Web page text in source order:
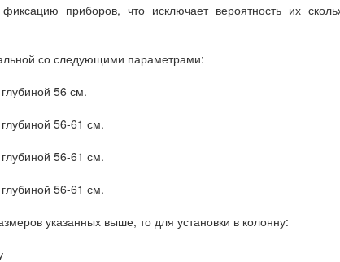
приборов, что исключает вероятность их
со следующими параметрами:
56 см.
56-61 см.
56-61 см.
56-61 см.
указанных выше, то для установки в колонну: